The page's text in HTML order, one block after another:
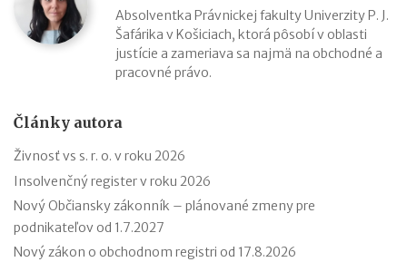
Absolventka Právnickej fakulty Univerzity P. J.
Šafárika v Košiciach, ktorá pôsobí v oblasti
justície a zameriava sa najmä na obchodné a
pracovné právo.
Články autora
Živnosť vs s. r. o. v roku 2026
Insolvenčný register v roku 2026
Nový Občiansky zákonník – plánované zmeny pre
podnikateľov od 1.7.2027
Nový zákon o obchodnom registri od 17.8.2026